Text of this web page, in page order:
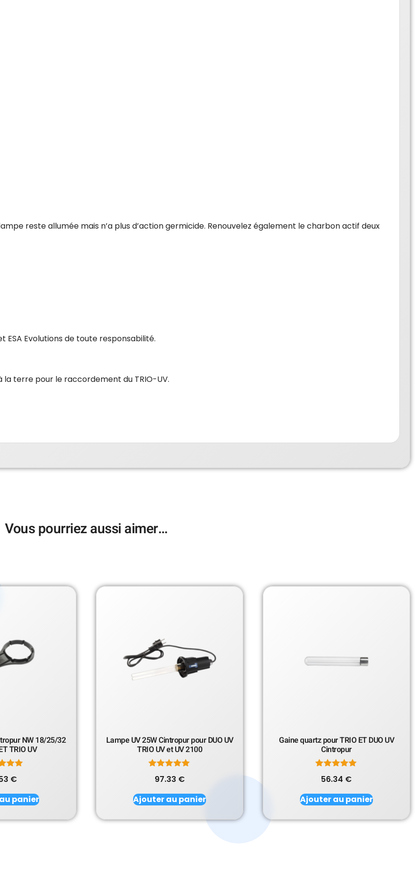
reste allumée mais n’a plus d’action germicide. Renouvelez également le charbon actif deux
Evolutions de toute responsabilité.
terre pour le raccordement du TRIO-UV.
Vous pourriez aussi aimer…
NW 18/25/32
TRIO UV
€
panier
Lampe UV 25W Cintropur pour DUO UV
TRIO UV et UV 2100
5.00
97.33 €
Ajouter au panier
Gaine quartz pour TRIO ET DUO UV
Cintropur
5.00
56.34 €
Ajouter au panier